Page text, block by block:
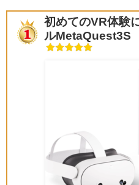
初めてのVR体験
ルMetaQuest3S